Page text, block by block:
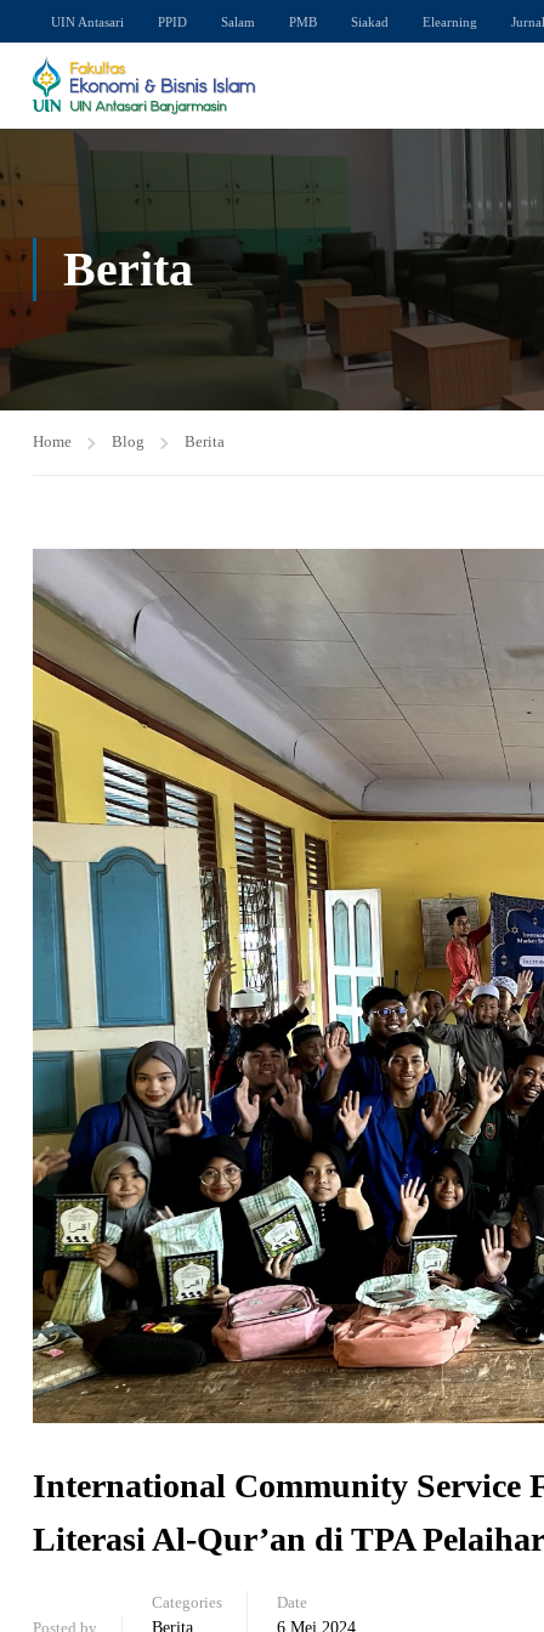
UIN Antasari PPID Salam PMB Siakad Elearning Jurnal
Berita
Home Blog Berita
International Community Service
Literasi Al-Qur’an di TPA
Posted by
Categories
Berita
Date
6 Mei 2024